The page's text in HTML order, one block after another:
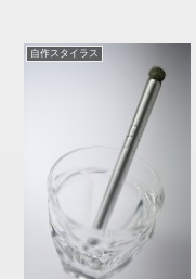
自作スタイラス